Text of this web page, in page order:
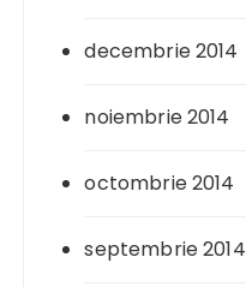
decembrie 2014
noiembrie 2014
octombrie 2014
septembrie 2014